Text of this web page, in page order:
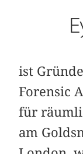
ist
Forensic
für
am